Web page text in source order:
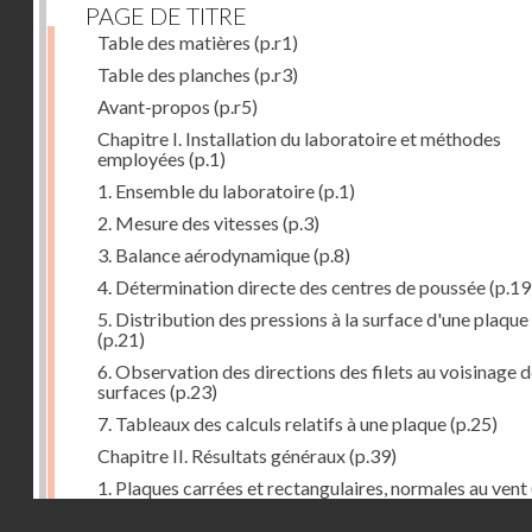
PAGE DE TITRE
Table des matières (p.r1)
Table des planches (p.r3)
Avant-propos (p.r5)
Chapitre I. Installation du laboratoire et méthodes
employées (p.1)
1. Ensemble du laboratoire(p.1)
2. Mesure des vitesses (p.3)
3. Balance aérodynamique(p.8)
4. Détermination directe des centres de poussée
5. Distribution des pressions à la surface d'une plaque
(p.21)
6. Observation des directions des filets au voisinage
surfaces (p.23)
7. Tableaux des calculs relatifs à une plaque(p.25)
Chapitre II. Résultats généraux(p.39)
1. Plaques carrées et rectangulaires, normales au vent